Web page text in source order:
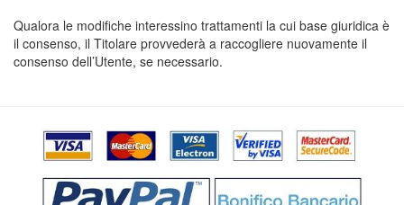
Qualora le modifiche interessino trattamenti la cui base giuridica è
il consenso, il Titolare provvederà a raccogliere nuovamente il
consenso dell’Utente, se necessario.